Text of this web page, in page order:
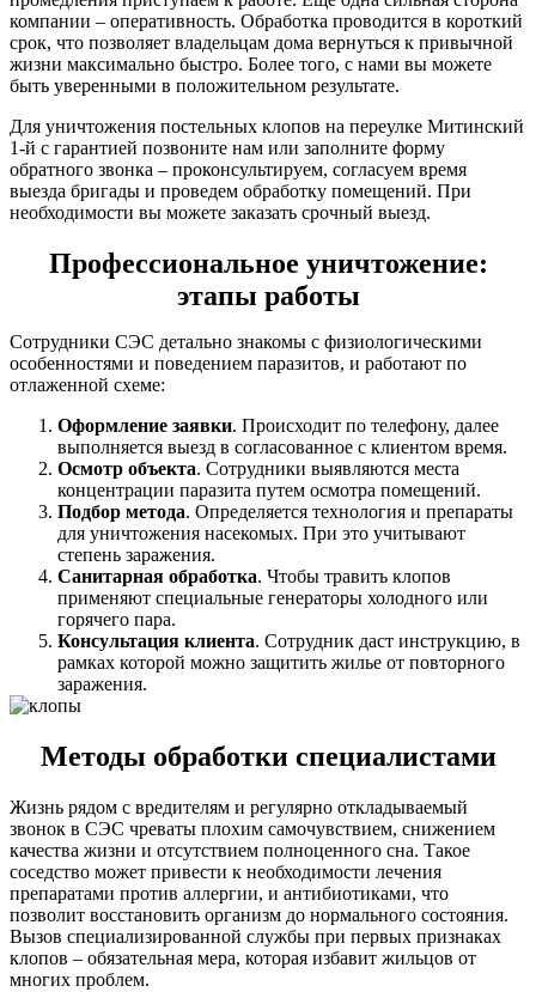
компании – оперативность. Обработка проводится в короткий
срок, что позволяет владельцам дома вернуться к привычной
жизни максимально быстро. Более того, с нами вы можете
быть уверенными в положительном результате.
Для уничтожения постельных клопов на переулке Митинский
1-й с гарантией позвоните нам или заполните форму
обратного звонка – проконсультируем, согласуем время
выезда бригады и проведем обработку помещений. При
необходимости вы можете заказать срочный выезд.
Профессиональное уничтожение:
этапы работы
Сотрудники СЭС детально знакомы с физиологическими
особенностями и поведением паразитов, и работают по
отлаженной схеме:
Оформление заявки. Происходит по телефону, далее
выполняется выезд в согласованное с клиентом время.
Осмотр объекта. Сотрудники выявляются места
концентрации паразита путем осмотра помещений.
Подбор метода. Определяется технология и препараты
для уничтожения насекомых. При это учитывают
степень заражения.
Санитарная обработка. Чтобы травить клопов
применяют специальные генераторы холодного или
горячего пара.
Консультация клиента. Сотрудник даст инструкцию, в
рамках которой можно защитить жилье от повторного
заражения.
Методы обработки специалистами
Жизнь рядом с вредителям и регулярно откладываемый
звонок в СЭС чреваты плохим самочувствием, снижением
качества жизни и отсутствием полноценного сна. Такое
соседство может привести к необходимости лечения
препаратами против аллергии, и антибиотиками, что
позволит восстановить организм до нормального состояния.
Вызов специализированной службы при первых признаках
клопов – обязательная мера, которая избавит жильцов от
многих проблем.